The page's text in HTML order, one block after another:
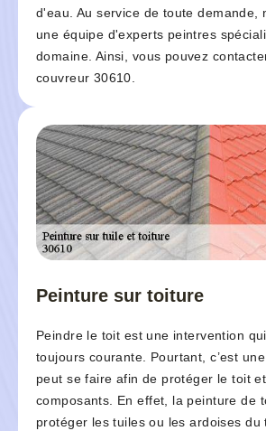
d'eau. Au service de toute demande,
une équipe d'experts peintres
domaine. Ainsi, vous pouvez
couvreur 30610.
Peinture sur toiture
Peindre le toit est une intervention
toujours courante. Pourtant, c’est
peut se faire afin de protéger le toit
composants. En effet, la peinture de
protéger les tuiles ou les ardoises du